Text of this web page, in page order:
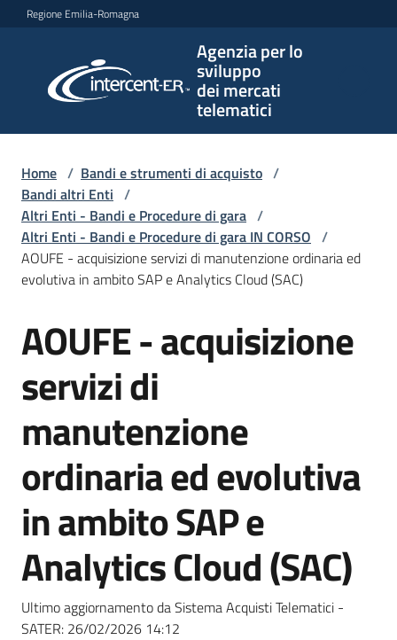
Vai al contenuto
Vai alla navigazione
Vai al footer
Regione Emilia-Romagna
Agenzia per lo
sviluppo
dei mercati
telematici
per lo
sviluppo
telematici
L'Agenzia
Bandi
e
di
Supporto
Piattaforme
telematiche
Home / Bandi e strumenti di acquisto /
Bandi altri Enti /
Altri Enti - Bandi e Procedure di gara /
Altri Enti - Bandi e Procedure di gara IN CORSO /
AOUFE - acquisizione servizi di manutenzione ordinaria ed
evolutiva in ambito SAP e Analytics Cloud (SAC)
Salta al contenuto
AOUFE - acquisizione
servizi di
manutenzione
ordinaria ed evolutiva
in ambito SAP e
Analytics Cloud (SAC)
Ultimo aggiornamento da Sistema Acquisti Telematici -
SATER: 26/02/2026 14:12